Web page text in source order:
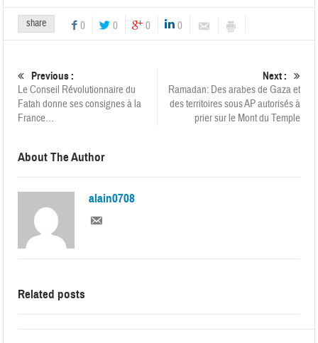
share 0 0 0 0
Previous :
Le Conseil Révolutionnaire du
Fatah donne ses consignes à la
France…
Next :
Ramadan: Des arabes de Gaza et
des territoires sous AP autorisés à
prier sur le Mont du Temple
About The Author
alain0708
Related posts